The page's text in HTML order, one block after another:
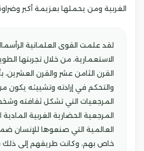
الغربية ومن يحملها بعزيمة أكبر
لقد علمت القوى العلمانية
الاستعمارية، من خلال تجربتها
القرن الثامن عشر والقرن العشرين،
والتحكم في إرادته وتشييئه يكون
المرجعيات التي تشكل ثقافته
المرجعية الحضارية الغربية المادية
العالمية التي صنعوها للإنسان
خاص بهم، وكانت طريقهم إلى ذلك